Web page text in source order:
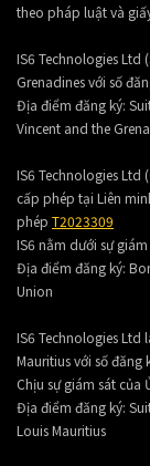
theo pháp luật và
IS6 Technologies Ltd
Grenadines với số
Địa điểm đăng ký:
Vincent and the
IS6 Technologies
cấp phép tại Liên
phép T2023309
IS6 nằm dưới sự
Địa điểm đăng ký:
Union
IS6 Technologies Ltd
Mauritius với số đăng
Chịu sự giám sát của
Địa điểm đăng ký:
Louis Mauritius